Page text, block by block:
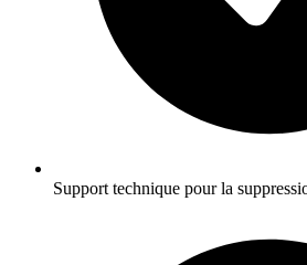
Support technique pour la